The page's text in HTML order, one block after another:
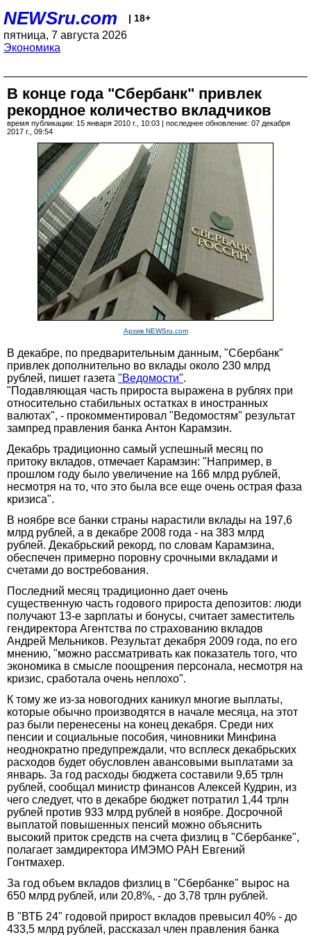
NEWSru.com | 18+
пятница, 7 августа 2026
Экономика
В конце года "Сбербанк" привлек
рекордное количество вкладчиков
время публикации: 15 января 2010 г., 10:03 | последнее обновление: 07 декабря
2017 г., 09:54
Архив NEWSru.com
В декабре, по предварительным данным, "Сбербанк"
привлек дополнительно во вклады около 230 млрд
рублей, пишет газета "Ведомости".
"Подавляющая часть прироста выражена в рублях при
относительно стабильных остатках в иностранных
валютах", - прокомментировал "Ведомостям" результат
зампред правления банка Антон Карамзин.
Декабрь традиционно самый успешный месяц по
притоку вкладов, отмечает Карамзин: "Например, в
прошлом году было увеличение на 166 млрд рублей,
несмотря на то, что это была все еще очень острая фаза
кризиса".
В ноябре все банки страны нарастили вклады на 197,6
млрд рублей, а в декабре 2008 года - на 383 млрд
рублей. Декабрьский рекорд, по словам Карамзина,
обеспечен примерно поровну срочными вкладами и
счетами до востребования.
Последний месяц традиционно дает очень
существенную часть годового прироста депозитов: люди
получают 13-е зарплаты и бонусы, считает заместитель
гендиректора Агентства по страхованию вкладов
Андрей Мельников. Результат декабря 2009 года, по его
мнению, "можно рассматривать как показатель того, что
экономика в смысле поощрения персонала, несмотря на
кризис, сработала очень неплохо".
К тому же из-за новогодних каникул многие выплаты,
которые обычно производятся в начале месяца, на этот
раз были перенесены на конец декабря. Среди них
пенсии и социальные пособия, чиновники Минфина
неоднократно предупреждали, что всплеск декабрьских
расходов будет обусловлен авансовыми выплатами за
январь. За год расходы бюджета составили 9,65 трлн
рублей, сообщал министр финансов Алексей Кудрин, из
чего следует, что в декабре бюджет потратил 1,44 трлн
рублей против 933 млрд рублей в ноябре. Досрочной
выплатой повышенных пенсий можно объяснить
высокий приток средств на счета физлиц в "Сбербанке",
полагает замдиректора ИМЭМО РАН Евгений
Гонтмахер.
За год объем вкладов физлиц в "Сбербанке" вырос на
650 млрд рублей, или 20,8%, - до 3,78 трлн рублей.
В "ВТБ 24" годовой прирост вкладов превысил 40% - до
433,5 млрд рублей, рассказал член правления банка